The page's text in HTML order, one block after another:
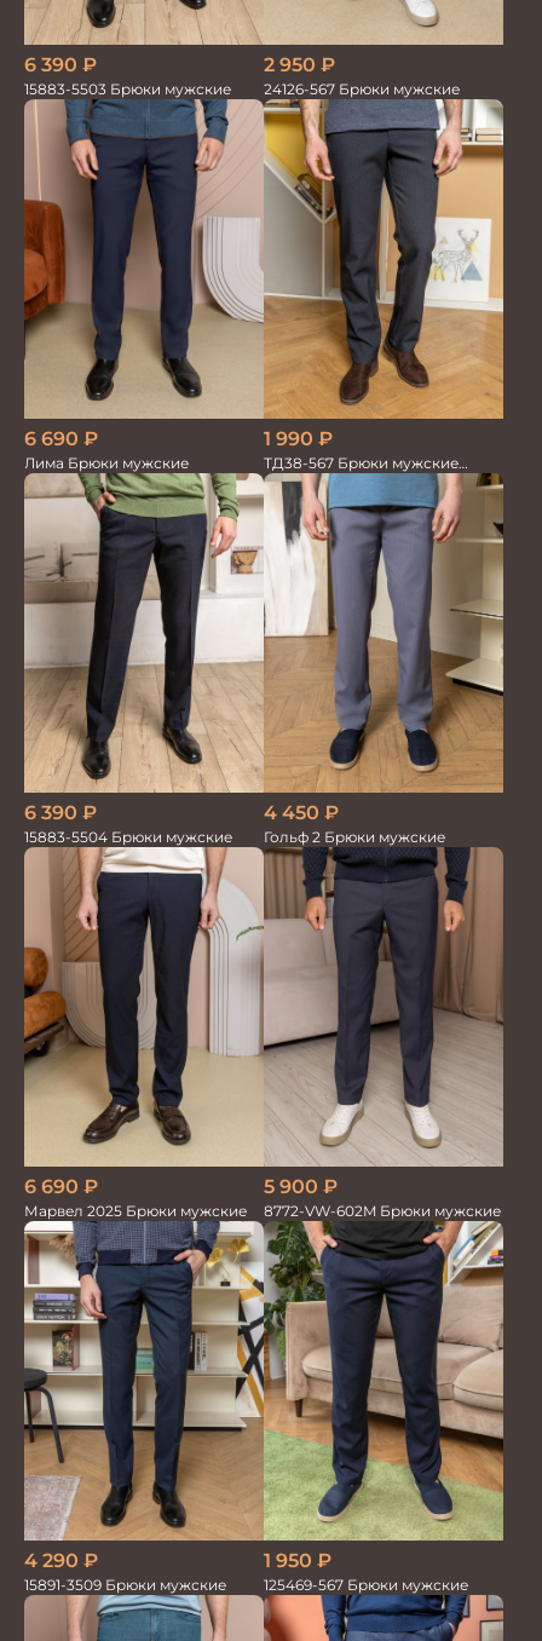
6 390 ₽
15883-5503 Брюки мужские
2 950 ₽
24126-567 Брюки мужские
6 690 ₽
Лима Брюки мужские
1 990 ₽
ТД38-567 Брюки мужские
трикотажные
6 390 ₽
15883-5504 Брюки мужские
4 450 ₽
Гольф 2 Брюки мужские
6 690 ₽
Марвел 2025 Брюки мужские
5 900 ₽
8772-VW-602M Брюки мужские
4 290 ₽
15891-3509 Брюки мужские
1 950 ₽
125469-567 Брюки мужские